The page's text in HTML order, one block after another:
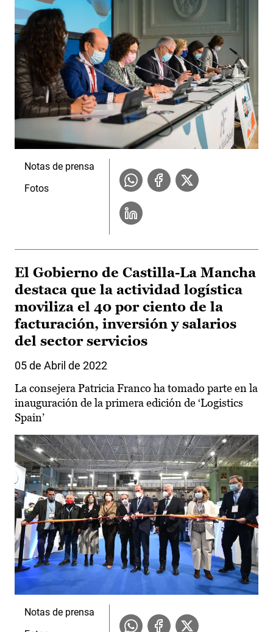
Notas de prensa
Fotos
El Gobierno de Castilla-La Mancha
destaca que la actividad logística
moviliza el 40 por ciento de la
facturación, inversión y salarios
del sector servicios
05 de Abril de 2022
La consejera Patricia Franco ha tomado parte en la
inauguración de la primera edición de ‘Logistics
Spain’
Notas de prensa